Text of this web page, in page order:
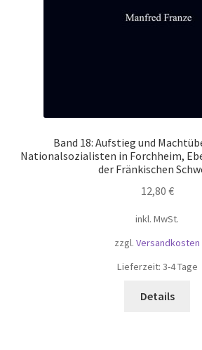
Band 18: Aufstieg und
Nationalsozialisten in Forchheim,
der Fränkischen
12,80 €
inkl. MwSt.
zzgl. Versandkosten
Lieferzeit: 3-4 Tage
Details